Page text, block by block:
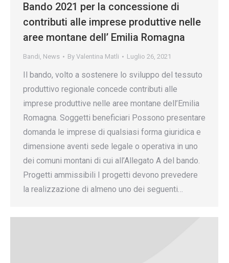
Bando 2021 per la concessione di
contributi alle imprese produttive nelle
aree montane dell’ Emilia Romagna
Bandi, News By Valentina Matli Luglio 26, 2021
Il bando, volto a sostenere lo sviluppo del tessuto
produttivo regionale concede contributi alle
imprese produttive nelle aree montane dell’Emilia
Romagna. Soggetti beneficiari Possono presentare
domanda le imprese di qualsiasi forma giuridica e
dimensione aventi sede legale o operativa in uno
dei comuni montani di cui all’Allegato A del bando.
Progetti ammissibili I progetti devono prevedere
la realizzazione di almeno uno dei seguenti…